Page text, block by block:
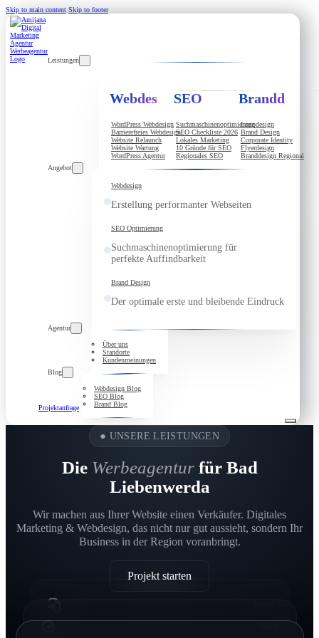
Skip to main content Skip to footer
Leistungen
Webdesign
WordPress Webdesign
Barrierefreies Webdesign
Website Relaunch
Website Wartung
WordPress Agentur
SEO
Suchmaschinenoptimierung
SEO Checkliste 2026
Lokales Marketing
10 Gründe für SEO
Regionales SEO
Branddesign
Logodesign
Brand Design
Corporate Identity
Flyerdesign
Branddesign Regional
Angebot
Webdesign
Erstellung performanter Webseiten
SEO Optimierung
Suchmaschinenoptimierung für
perfekte Auffindbarkeit
Brand Design
Der optimale erste und bleibende Eindruck
Agentur
Über uns
Standorte
Kundenmeinungen
Blog
Webdesign Blog
SEO Blog
Brand Blog
Projektanfrage
● UNSERE LEISTUNGEN
Die Werbeagenturfür Bad
Liebenwerda
Wir machen aus Ihrer Website einen Verkäufer. Digitales
Marketing & Webdesign, das nicht nur gut aussieht, sondern Ihr
Business in der Region voranbringt.
Projekt starten